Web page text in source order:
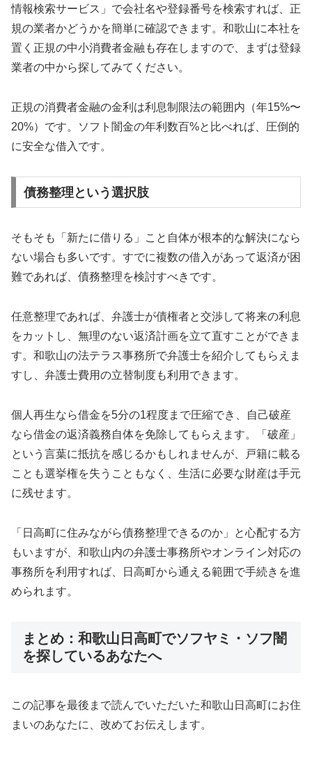
情報検索サービス」で会社名や登録番号を検索すれば、正
規の業者かどうかを簡単に確認できます。和歌山に本社を
置く正規の中小消費者金融も存在しますので、まずは登録
業者の中から探してみてください。
正規の消費者金融の金利は利息制限法の範囲内（年15%〜
20%）です。ソフト闇金の年利数百%と比べれば、圧倒的
に安全な借入です。
債務整理という選択肢
そもそも「新たに借りる」こと自体が根本的な解決になら
ない場合も多いです。すでに複数の借入があって返済が困
難であれば、債務整理を検討すべきです。
任意整理であれば、弁護士が債権者と交渉して将来の利息
をカットし、無理のない返済計画を立て直すことができま
す。和歌山の法テラス事務所で弁護士を紹介してもらえま
すし、弁護士費用の立替制度も利用できます。
個人再生なら借金を5分の1程度まで圧縮でき、自己破産
なら借金の返済義務自体を免除してもらえます。「破産」
という言葉に抵抗を感じるかもしれませんが、戸籍に載る
ことも選挙権を失うこともなく、生活に必要な財産は手元
に残せます。
「日高町に住みながら債務整理できるのか」と心配する方
もいますが、和歌山内の弁護士事務所やオンライン対応の
事務所を利用すれば、日高町から通える範囲で手続きを進
められます。
まとめ：和歌山日高町でソフヤミ・ソフ闇
を探しているあなたへ
この記事を最後まで読んでいただいた和歌山日高町にお住
まいのあなたに、改めてお伝えします。